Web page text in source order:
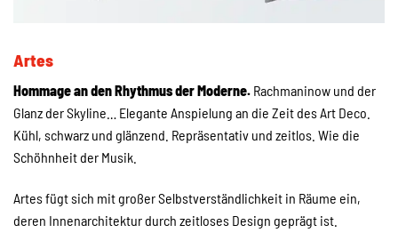
Artes
Hommage an den Rhythmus der Moderne. Rachmaninow und der
Glanz der Skyline… Elegante Anspielung an die Zeit des Art Deco.
Kühl, schwarz und glänzend. Repräsentativ und zeitlos. Wie die
Schöhnheit der Musik.
Artes fügt sich mit großer Selbstverständlichkeit in Räume ein,
deren Innenarchitektur durch zeitloses Design geprägt ist.